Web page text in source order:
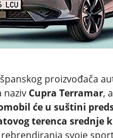
proizvođača
naziv Cupra Terramar,
će u suštini
terenca srednje
svoje